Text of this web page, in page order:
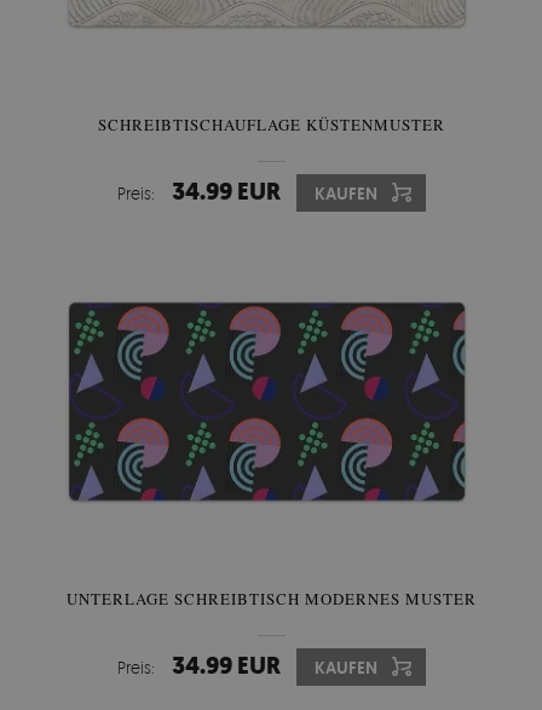
SCHREIBTISCHAUFLAGE KÜSTENMUSTER
Preis: 34.99 EUR KAUFEN
UNTERLAGE SCHREIBTISCH MODERNES MUSTER
Preis: 34.99 EUR KAUFEN